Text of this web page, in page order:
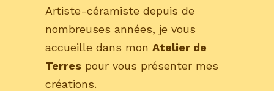
Artiste-céramiste depuis de
nombreuses années, je vous
accueille dans mon Atelier de
Terres pour vous présenter mes
créations.